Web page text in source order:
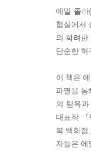
에밀 졸
험실에서
의 화려한
단순한 허
이 책은
파멸을 통
의 탐욕
대표작 『
복 백화
자들은 에